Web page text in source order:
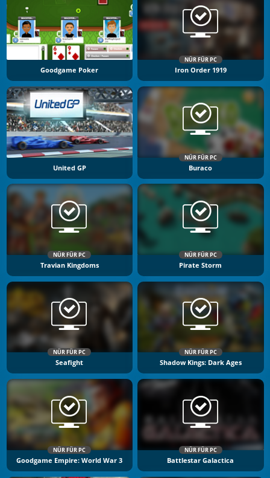
Goodgame Poker
NÜR FÜR PC
Iron Order 1919
United GP
NÜR FÜR PC
Buraco
NÜR FÜR PC
Travian Kingdoms
NÜR FÜR PC
Pirate Storm
NÜR FÜR PC
Seafight
NÜR FÜR PC
Shadow Kings: Dark Ages
NÜR FÜR PC
Goodgame Empire: World War 3
NÜR FÜR PC
Battlestar Galactica